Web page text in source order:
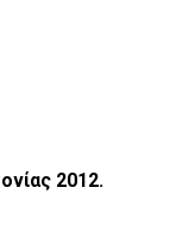
2012.